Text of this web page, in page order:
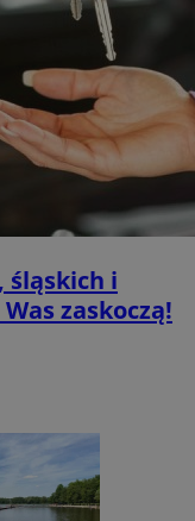
śląskich i
zaskoczą!